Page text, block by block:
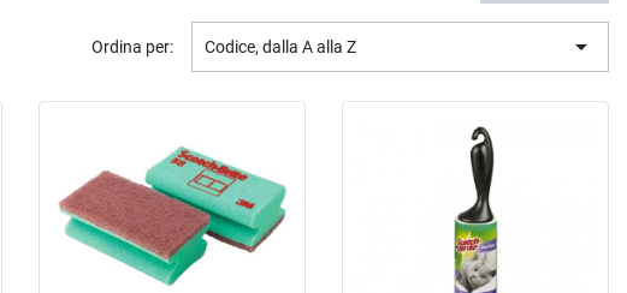
Ordina per: Codice, dalla A alla Z 